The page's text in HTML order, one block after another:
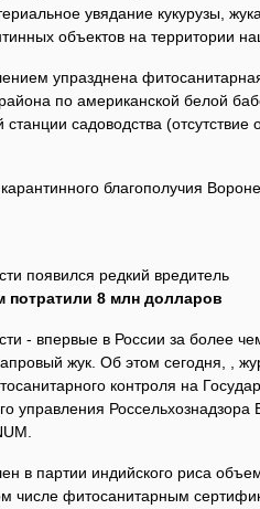
увядание кукурузы,
объектов на территории
упразднена
района по американской белой
садоводства
благополучия
появился редкий вредитель
8 млн долларов
- впервые в России за более
жук. Об этом сегодня, ,
контроля на
управления
в партии индийского риса
числе фитосанитарным